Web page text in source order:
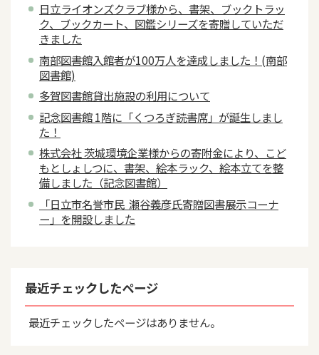
日立ライオンズクラブ様から、書架、ブックトラッ
ク、ブックカート、図鑑シリーズを寄贈していただ
きました
南部図書館入館者が100万人を達成しました！(南部
図書館)
多賀図書館貸出施設の利用について
記念図書館 1階に「くつろぎ読書席」が誕生しまし
た！
株式会社 茨城環境企業様からの寄附金により、こど
もとしょしつに、書架、絵本ラック、絵本立てを整
備しました（記念図書館）
「日立市名誉市民 瀬谷義彦氏寄贈図書展示コーナ
ー」を開設しました
最近チェックしたページ
最近チェックしたページはありません。